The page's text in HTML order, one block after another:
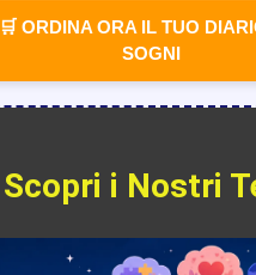
🛒 ORDINA ORA IL TUO
SOGNI
Scopri i Nostri